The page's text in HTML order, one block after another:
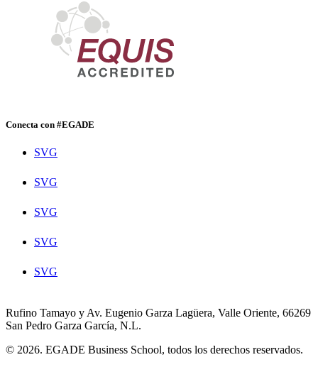
Conecta con #EGADE
SVG
SVG
SVG
SVG
SVG
Rufino Tamayo y Av. Eugenio Garza Lagüera, Valle Oriente, 66269
San Pedro Garza García, N.L.
© 2026. EGADE Business School, todos los derechos reservados.